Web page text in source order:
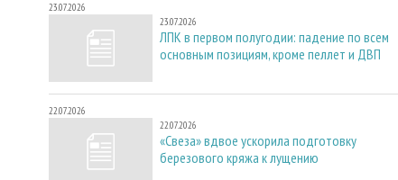
23.07.2026
23.07.2026
ЛПК в первом полугодии: падение по всем
основным позициям, кроме пеллет и ДВП
22.07.2026
22.07.2026
«Свеза» вдвое ускорила подготовку
березового кряжа к лущению